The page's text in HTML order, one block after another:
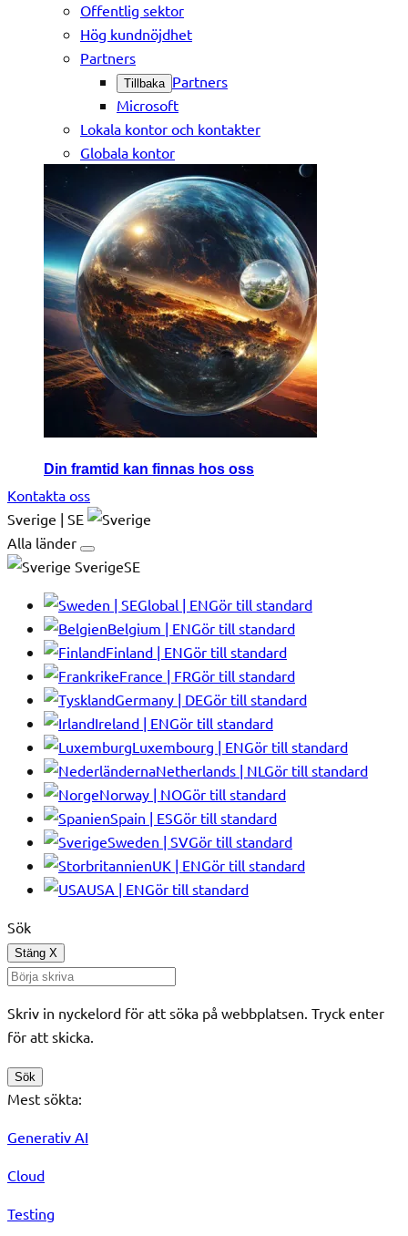
Offentlig sektor
Hög kundnöjdhet
Partners
Tillbaka Partners
Microsoft
Lokala kontor och kontakter
Globala kontor
Din framtid kan finnas hos oss
Kontakta oss
Sverige | SE
Alla länder
SverigeSE
Global | ENGör till standard
Belgium | ENGör till standard
Finland | ENGör till standard
France | FRGör till standard
Germany | DEGör till standard
Ireland | ENGör till standard
Luxembourg | ENGör till standard
Netherlands | NL Gör till standard
Norway | NOGör till standard
Spain | ESGör till standard
Sweden | SVGör till standard
UK | ENGör till standard
USA | ENGör till standard
Sök
Stäng X
Skriv in nyckelord för att söka på webbplatsen. Tryck enter
för att skicka.
Sök
Mest sökta:
Generativ AI
Cloud
Testing